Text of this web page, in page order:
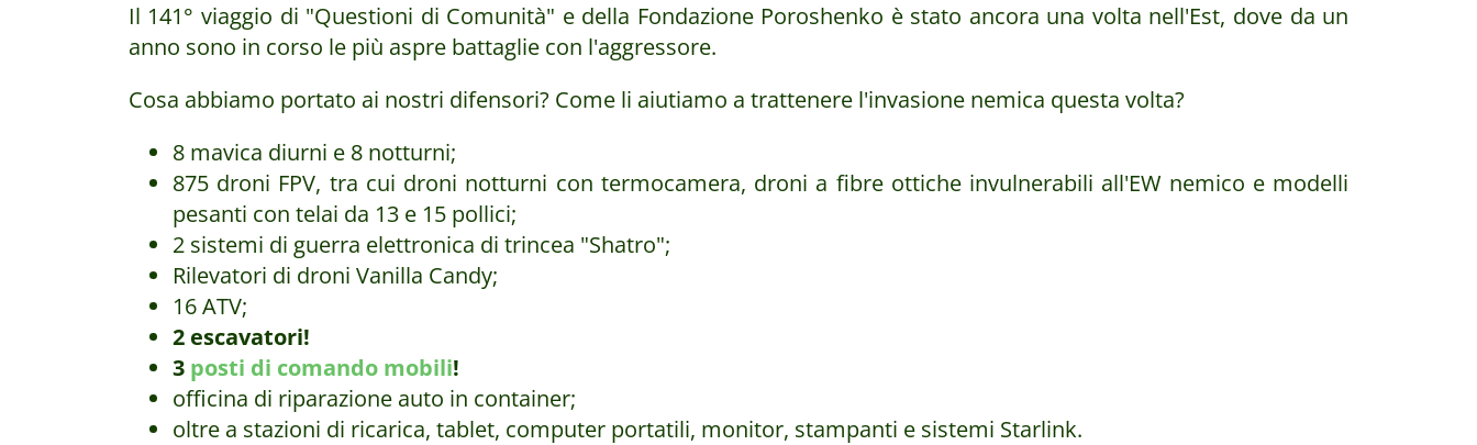
Il 141° viaggio di "Questioni di Comunità" e della Fondazione Poroshenko è stato ancora una volta nell'Est, dove da un
anno sono in corso le più aspre battaglie con l'aggressore.
Cosa abbiamo portato ai nostri difensori? Come li aiutiamo a trattenere l'invasione nemica questa volta?
8 mavica diurni e 8 notturni;
875 droni FPV, tra cui droni notturni con termocamera, droni a fibre ottiche invulnerabili all'EW nemico e modelli
pesanti con telai da 13 e 15 pollici;
2 sistemi di guerra elettronica di trincea "Shatro";
Rilevatori di droni Vanilla Candy;
16 ATV;
2 escavatori!
3 posti di comando mobili!
officina di riparazione auto in container;
oltre a stazioni di ricarica, tablet, computer portatili, monitor, stampanti e sistemi Starlink.